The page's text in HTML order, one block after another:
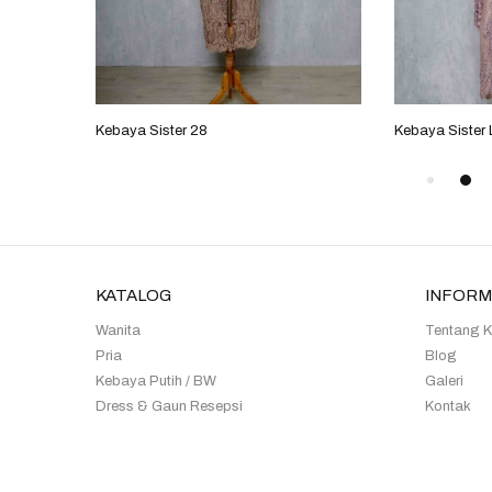
Kebaya Sister 28 Kebaya Sister
KATALOG
Wanita
Pria
Kebaya Putih / BW
Dress & Gaun Resepsi
Tentang
Blog
Galeri
Kontak